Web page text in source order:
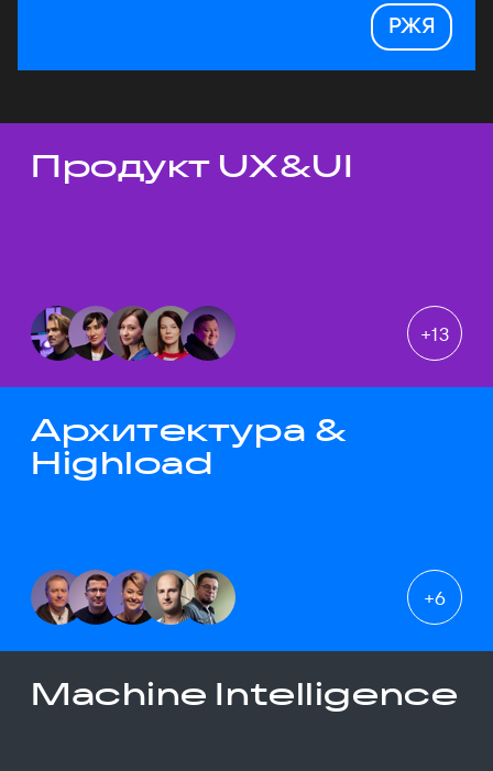
РЖЯ
Темы докладов
Продукт UX&UI
+13
Архитектура &
Highload
+6
Machine Intelligence